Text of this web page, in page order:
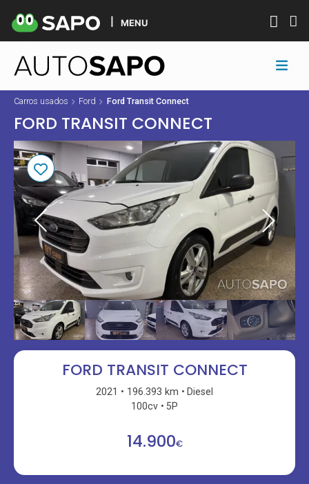
MENU
Carros usados Ford Ford Transit Connect
FORD TRANSIT CONNECT
FORD TRANSIT CONNECT
2021 196.393 km
Diesel
100cv
5P
14.900€